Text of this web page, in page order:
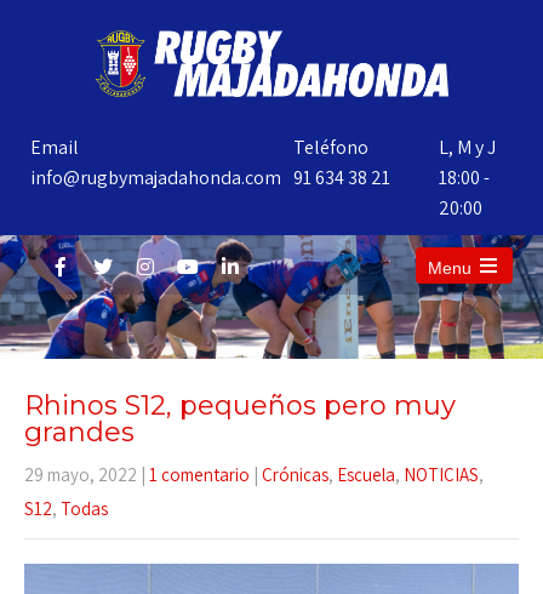
Email
info@rugbymajadahonda.com
Teléfono
91 634 38 21
L, M y J
18:00 -
20:00
Menu
Rhinos S12, pequeños pero muy
grandes
29 mayo, 2022 | 1 comentario | Crónicas, Escuela, NOTICIAS,
S12, Todas